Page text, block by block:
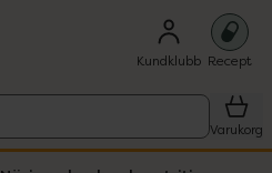
Kundklubb Recept
Varukorg